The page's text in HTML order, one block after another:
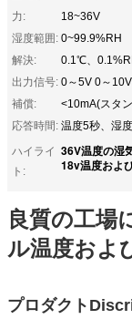
力:
18~36V
湿度範囲: 0~99.9%RH
解決:
0.1℃、
出力信号: 0～5V 0～10V
補償:
<10mA(スタ
応答時間: 温度5秒、湿
ハイライ
ト:
36V温度の湿
18v温度およ
良質の工場
ル温度およ
プロダクト